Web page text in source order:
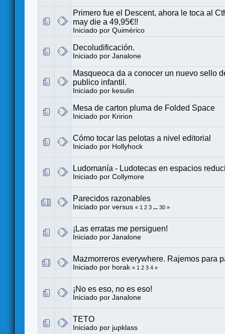
Primero fue el Descent, ahora le toca al
may die a 49,95€!!
Iniciado por Quimérico
Decoludificación.
Iniciado por Janalone
Masqueoca da a conocer un nuevo sello
publico infantil.
Iniciado por kesulin
Mesa de carton pluma de Folded Space
Iniciado por Kririon
Cómo tocar las pelotas a nivel editorial
Iniciado por Hollyhock
Ludomanía - Ludotecas en espacios
Iniciado por Collymore
Parecidos razonables
Iniciado por versus « 1 2 3 ... 30 »
¡Las erratas me persiguen!
Iniciado por Janalone
Mazmorreros everywhere. Rajemos para
Iniciado por horak « 1 2 3 4 »
¡No es eso, no es eso!
Iniciado por Janalone
TETO
Iniciado por jupklass